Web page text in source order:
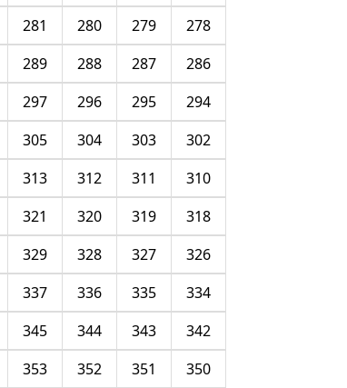
278
279
280
281
286
287
288
289
294
295
296
297
302
303
304
305
310
311
312
313
318
319
320
321
326
327
328
329
334
335
336
337
342
343
344
345
350
351
352
353